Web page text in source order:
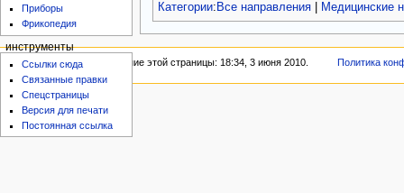
Категории: Все направления| Медицинские
Приборы
Фрикопедия
инструменты
Ссылки сюда
Связанные правки
Спецстраницы
Версия для печати
Постоянная ссылка
Последнее изменение этой страницы: 18:34, 3 июня 2010. Политика